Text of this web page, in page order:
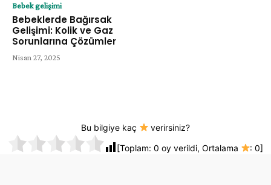
Bebek gelişimi
Bebeklerde Bağırsak
Gelişimi: Kolik ve Gaz
Sorunlarına Çözümler
Nisan 27, 2025
Bu bilgiye kaç
verirsiniz?
[Toplam: 0 oy verildi, Ortalama :0]